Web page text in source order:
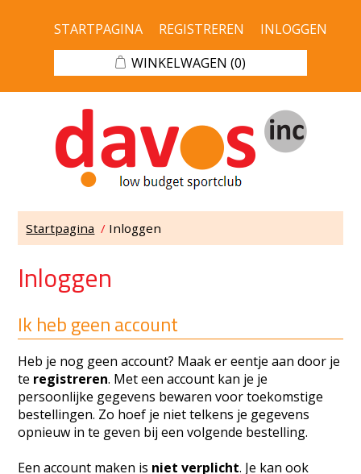
STARTPAGINA REGISTREREN
INLOGGEN
WINKELWAGEN (0)
Startpagina / Inloggen
Inloggen
Ik heb geen account
Heb je nog geen account? Maak er eentje aan door je
te registreren. Met een account kan je je
persoonlijke gegevens bewaren voor toekomstige
bestellingen. Zo hoef je niet telkens je gegevens
opnieuw in te geven bij een volgende bestelling.
Een account maken is niet verplicht. Je kan ook